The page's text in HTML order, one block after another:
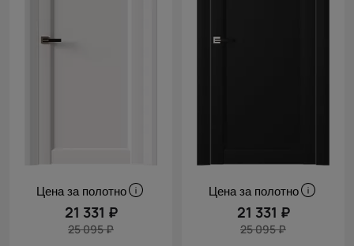
Цена за полотно
21 331 ₽
25 095 ₽
Цена за полотно
21 331 ₽
25 095 ₽